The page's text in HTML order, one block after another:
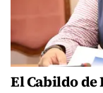
El Cabildo de